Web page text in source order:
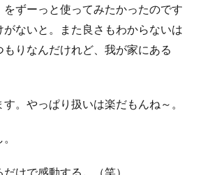
ずーっと使ってみたかったのです
ないと。また良さもわからないは
りなんだけれど、我が家にある
。やっぱり扱いは楽だもんね～。
けで感動する。（笑）